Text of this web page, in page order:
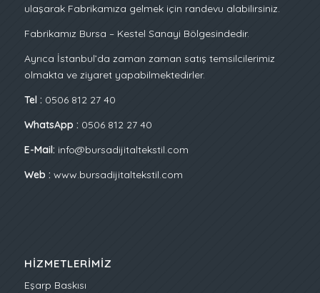
ulaşarak Fabrikamıza gelmek için randevu alabilirsiniz.
Fabrikamız Bursa – Kestel Sanayi Bölgesindedir.
Ayrıca İstanbul’da zaman zaman satış temsilcilerimiz
olmakta ve ziyaret yapabilmektedirler.
Tel : 0506 812 27 40
WhatsApp : 0506 812 27 40
E-Mail: info@bursadijitaltekstil.com
Web : www.bursadijitaltekstil.com
HIZMETLERIMIZ
Eşarp Baskısı